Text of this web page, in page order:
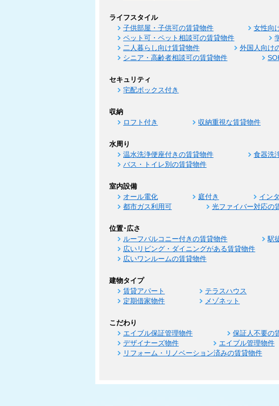
ライフスタイル
子供部屋・子供可の賃貸物件 女性向
ペット可・ペット相談可の賃貸物件
二人暮らし向け賃貸物件
外国人向け
シニア・高齢者相談可の賃貸物件
セキュリティ
宅配ボックス付き
収納
ロフト付き 収納重視な賃貸物件
水周り
温水洗浄便座付きの賃貸物件 食器洗
バス・トイレ別の賃貸物件
室内設備
オール電化 庭付き イン
都市ガス利用可
光ファイバー対応の
位置･広さ
ルーフバルコニー付きの賃貸物件 駅
広いリビング・ダイニングがある賃貸物件
広いワンルームの賃貸物件
建物タイプ
賃貸アパート テラスハウス
定期借家物件
メゾネット
こだわり
エイブル保証管理物件 保証人不要の
デザイナーズ物件
エイブル管理物件
リフォーム・リノベーション済みの賃貸物件